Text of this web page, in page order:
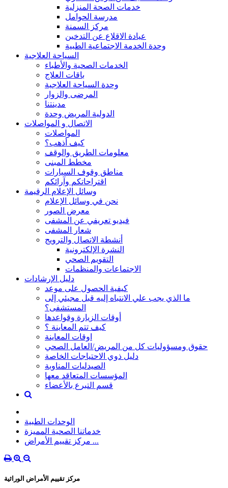
خدمات الصحة المنزلية
مدرسة الحوامل
مركز السمنة
عيادة الاقلاع عن التدخين
وحدة الخدمة الاجتماعية الطبية
السياحة العلاجية
الخدمات الصحية والأطباء
باقات العلاج
وحدة السياحة العلاجية
المرضى والزوار
مدينتنا
الدولية المريض وحدة
الاتصال و المواصلات
المواصلات
كيف أذهب؟
معلومات الطريق والوقف
مخطط المبنى
مناطق وقوف السيارات
اقتراحاتكم وآرائكم
وسائل الإعلام الرقيمة
نحن في وسائل الإعلام
معرض الصور
فيديو تعريفي عن المشفى
شعار المشفى
أنشطة الاتصال والترويج
النشرة الإلكترونية
التقويم الصحي
الاجتماعات والمنظمات
دليل الإرشادات
كيفية الحصول على موعد
ما الذي يجب علي الانتباه إليه قبل مجيئي إلى
المستشفى؟
أوقات الزيارة وقواعدها
كيف تتم المعاينة ؟
اوقات المعاينة
حقوق ومسؤوليات كل من المريض/العامل الصحي
دليل ذوي الاحتياجات الخاصة
الصيدليات المناوبة
المؤسسات المتعاقد معها
قسم التبرع بالأعضاء
الوحدات الطبية
خدماتنا الصحية المميزة
مركز تقييم الأمراض ...
مركز تقييم الأمراض الوراثية